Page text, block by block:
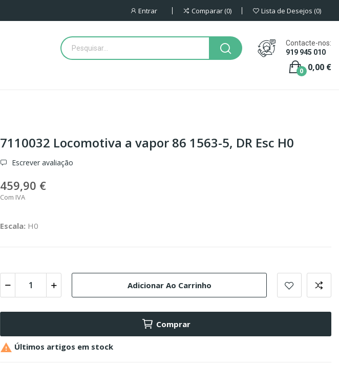
Entrar Comparar 0 Lista de Desejos 0
Contacte-nos:
919 945 010
0,00 €
0
7110032 Locomotiva a vapor 86 1563-5, DR Esc H0
Escrever avaliação
459,90 €
Com IVA
Escala: H0
Adicionar Ao Carrinho
Comprar
 Últimos artigos em stock